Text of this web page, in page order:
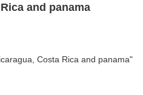
Costa Rica and panama